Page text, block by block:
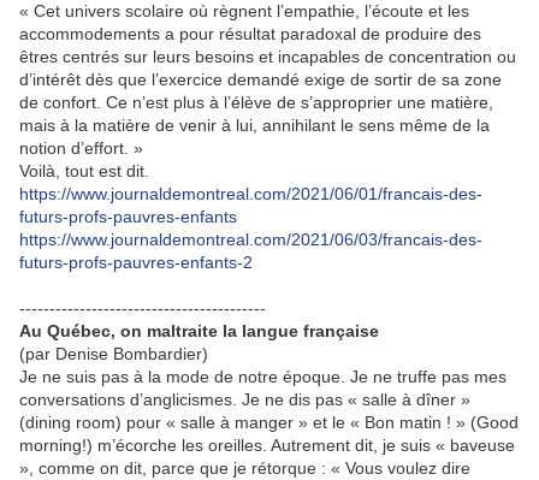
« Cet univers scolaire où règnent l’empathie, l’écoute et les
accommodements a pour résultat paradoxal de produire des
êtres centrés sur leurs besoins et incapables de concentration ou
d’intérêt dès que l’exercice demandé exige de sortir de sa zone
de confort. Ce n’est plus à l’élève de s’approprier une matière,
mais à la matière de venir à lui, annihilant le sens même de la
notion d’effort. »
Voilà, tout est dit.
https://www.journaldemontreal.com/2021/06/01/francais-des-
futurs-profs-pauvres-enfants
https://www.journaldemontreal.com/2021/06/03/francais-des-
futurs-profs-pauvres-enfants-2
-----------------------------------------
Au Québec, on maltraite la langue française
(par Denise Bombardier)
Je ne suis pas à la mode de notre époque. Je ne truffe pas mes
conversations d’anglicismes. Je ne dis pas « salle à dîner »
(dining room) pour « salle à manger » et le « Bon matin ! » (Good
morning!) m’écorche les oreilles. Autrement dit, je suis « baveuse
», comme on dit, parce que je rétorque : « Vous voulez dire